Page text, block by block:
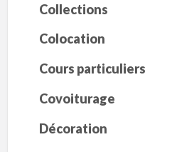
Collections
Colocation
Cours particuliers
Covoiturage
Décoration